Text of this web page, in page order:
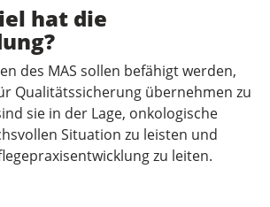
hat die
des MAS sollen befähigt werden,
Qualitätssicherung übernehmen zu
sie in der Lage, onkologische
Situation zu leisten und
zu leiten.